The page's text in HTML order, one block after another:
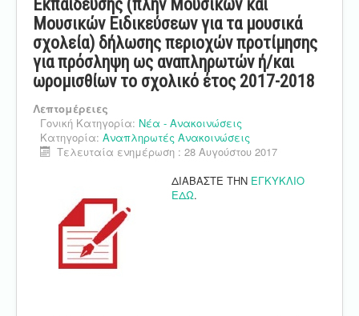
Εκπαίδευσης (πλην Μουσικών και
Μουσικών Ειδικεύσεων για τα μουσικά
σχολεία) δήλωσης περιοχών προτίμησης
για πρόσληψη ως αναπληρωτών ή/και
ωρομισθίων το σχολικό έτος 2017-2018
Λεπτομέρειες
Γονική Κατηγορία: Νέα - Ανακοινώσεις
Κατηγορία: Αναπληρωτές Ανακοινώσεις
Τελευταία ενημέρωση : 28 Αυγούστου 2017
ΔΙΑΒΑΣΤΕ ΤΗΝ ΕΓΚΥΚΛΙΟ
ΕΔΩ.